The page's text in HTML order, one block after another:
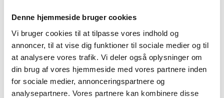
Denne hjemmeside bruger cookies
Vi bruger cookies til at tilpasse vores indhold og
annoncer, til at vise dig funktioner til sociale medier og til
at analysere vores trafik. Vi deler også oplysninger om
din brug af vores hjemmeside med vores partnere inden
for sociale medier, annonceringspartnere og
analysepartnere. Vores partnere kan kombinere disse
Antibiotika
Skal jeg behandle? Og med
hvad?